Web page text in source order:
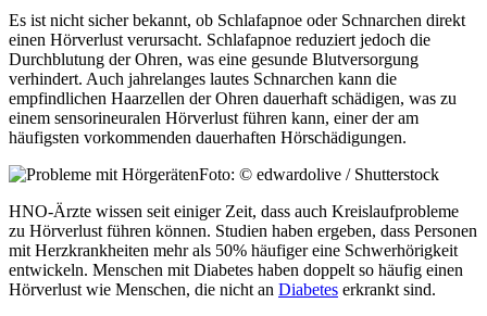
Es ist nicht sicher bekannt, ob Schlafapnoe oder Schnarchen direkt
einen Hörverlust verursacht. Schlafapnoe reduziert jedoch die
Durchblutung der Ohren, was eine gesunde Blutversorgung
verhindert. Auch jahrelanges lautes Schnarchen kann die
empfindlichen Haarzellen der Ohren dauerhaft schädigen, was zu
einem sensorineuralen Hörverlust führen kann, einer der am
häufigsten vorkommenden dauerhaften Hörschädigungen.
Foto: © edwardolive / Shutterstock
HNO-Ärzte wissen seit einiger Zeit, dass auch Kreislaufprobleme
zu Hörverlust führen können. Studien haben ergeben, dass Personen
mit Herzkrankheiten mehr als 50% häufiger eine Schwerhörigkeit
entwickeln. Menschen mit Diabetes haben doppelt so häufig einen
Hörverlust wie Menschen, die nicht an Diabetes erkrankt sind.